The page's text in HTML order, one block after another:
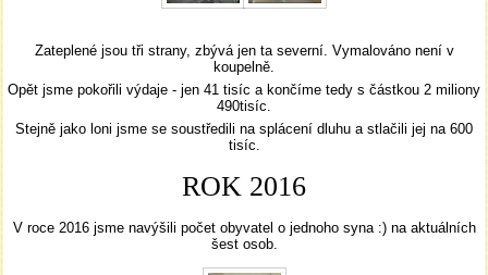
Zateplené jsou tři strany, zbývá jen ta severní. Vymalováno není v
koupelně.
Opět jsme pokořili výdaje - jen 41 tisíc a končíme tedy s částkou 2 miliony
490tisíc.
Stejně jako loni jsme se soustředili na splácení dluhu a stlačili jej na 600
tisíc.
ROK 2016
V roce 2016 jsme navýšili počet obyvatel o jednoho syna :) na aktuálních
šest osob.